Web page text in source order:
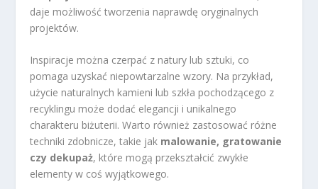
daje możliwość tworzenia naprawdę oryginalnych
projektów.
Inspiracje można czerpać z natury lub sztuki, co
pomaga uzyskać niepowtarzalne wzory. Na przykład,
użycie naturalnych kamieni lub szkła pochodzącego z
recyklingu może dodać elegancji i unikalnego
charakteru biżuterii. Warto również zastosować różne
techniki zdobnicze, takie jak malowanie, gratowanie
czy dekupaż, które mogą przekształcić zwykłe
elementy w coś wyjątkowego.